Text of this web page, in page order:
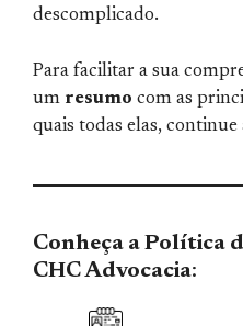
descomplicado.
Para facilitar a sua
um resumo com as
quais todas elas,
Conheça a Política
CHC Advocacia: